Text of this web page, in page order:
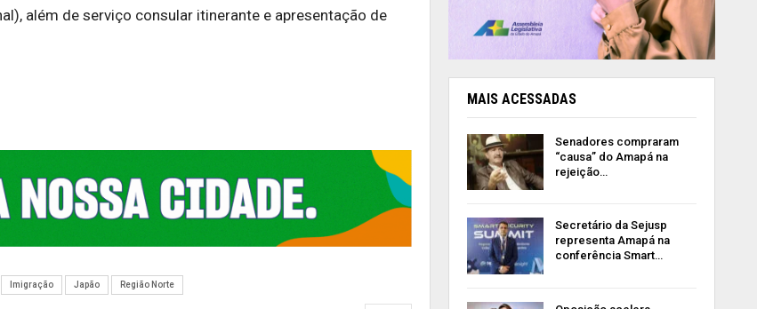
além de serviço consular itinerante e apresentação de
Imigração Japão Região Norte
MAIS ACESSADAS
Senadores compraram
“causa” do Amapá na
rejeição…
Secretário da Sejusp
representa Amapá na
conferência Smart…